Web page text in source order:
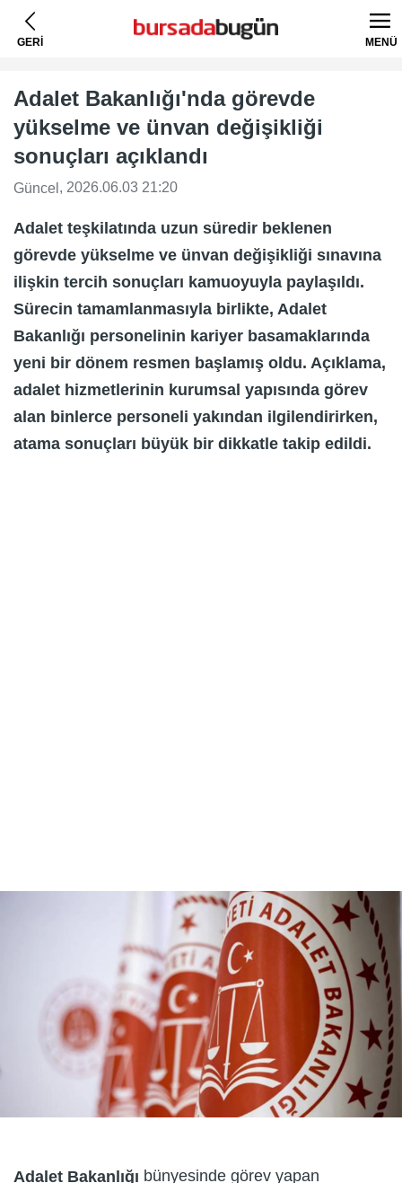
GERİ MENÜ
Adalet Bakanlığı'nda görevde
yükselme ve ünvan değişikliği
sonuçları açıklandı
Güncel , 2026.06.03 21:20
Adalet teşkilatında uzun süredir beklenen
görevde yükselme ve ünvan değişikliği sınavına
ilişkin tercih sonuçları kamuoyuyla paylaşıldı.
Sürecin tamamlanmasıyla birlikte, Adalet
Bakanlığı personelinin kariyer basamaklarında
yeni bir dönem resmen başlamış oldu. Açıklama,
adalet hizmetlerinin kurumsal yapısında görev
alan binlerce personeli yakından ilgilendirirken,
atama sonuçları büyük bir dikkatle takip edildi.
Adalet Bakanlığı bünyesinde görev yapan